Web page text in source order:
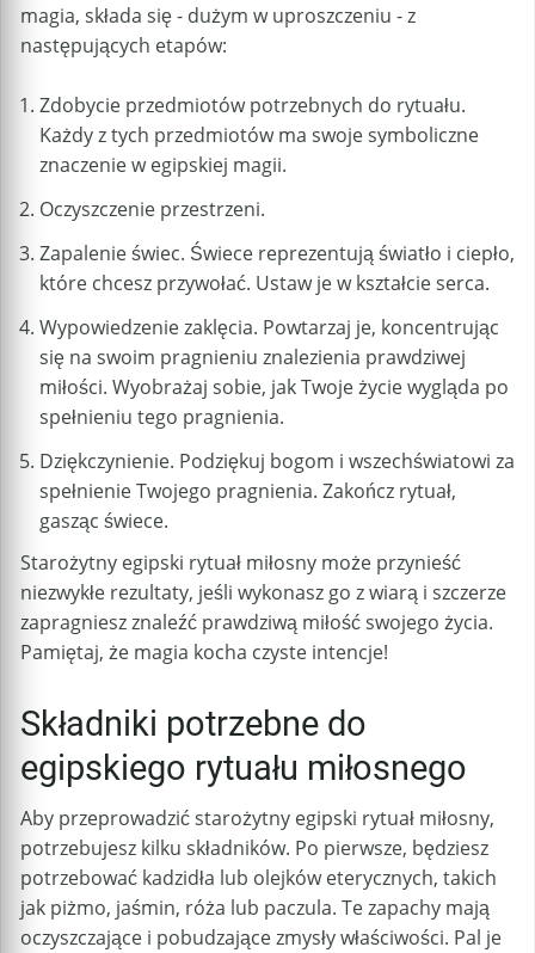
magia, składa się - dużym w uproszczeniu - z
następujących etapów:
Zdobycie przedmiotów potrzebnych do rytuału.
Każdy z tych przedmiotów ma swoje symboliczne
znaczenie w egipskiej magii.
Oczyszczenie przestrzeni.
Zapalenie świec. Świece reprezentują światło i ciepło,
które chcesz przywołać. Ustaw je w kształcie serca.
Wypowiedzenie zaklęcia. Powtarzaj je, koncentrując
się na swoim pragnieniu znalezienia prawdziwej
miłości. Wyobrażaj sobie, jak Twoje życie wygląda po
spełnieniu tego pragnienia.
Dziękczynienie. Podziękuj bogom i wszechświatowi za
spełnienie Twojego pragnienia. Zakończ rytuał,
gasząc świece.
Starożytny egipski rytuał miłosny może przynieść
niezwykłe rezultaty, jeśli wykonasz go z wiarą i szczerze
zapragniesz znaleźć prawdziwą miłość swojego życia.
Pamiętaj, że magia kocha czyste intencje!
Składniki potrzebne do
egipskiego rytuału miłosnego
Aby przeprowadzić starożytny egipski rytuał miłosny,
potrzebujesz kilku składników. Po pierwsze, będziesz
potrzebować kadzidła lub olejków eterycznych, takich
jak piżmo, jaśmin, róża lub paczula. Te zapachy mają
oczyszczające i pobudzające zmysły właściwości. Pal je